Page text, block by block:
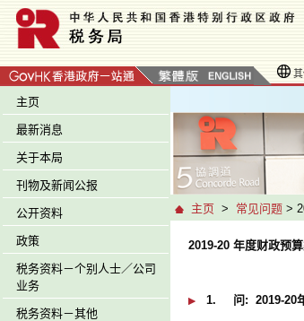
主页
最新消息
关于本局
刊物及新闻公报
公开资料
政策
税务资料－个别人士／公司
业务
税务资料－其他
主页 > 常见问题 >
2019-20 年度财政预
1.
问: 2019-20